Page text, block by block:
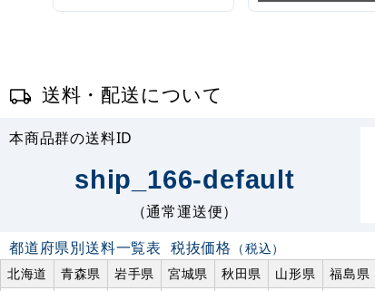
送料・配送について
本商品群の送料ID
ship_166-default
（通常運送便）
都道府県別送料一覧表 税抜価格 （税込）
北海道
青森県 岩手県 宮城県 秋田県 山形県 福島県